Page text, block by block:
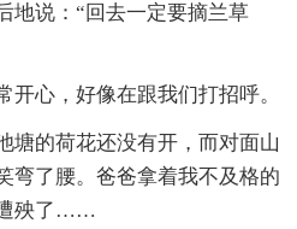
地说：“回去一定要摘兰草
心，好像在跟我们打招呼。
的荷花还没有开，而对面山
弯了腰。爸爸拿着我不及格的
殃了……